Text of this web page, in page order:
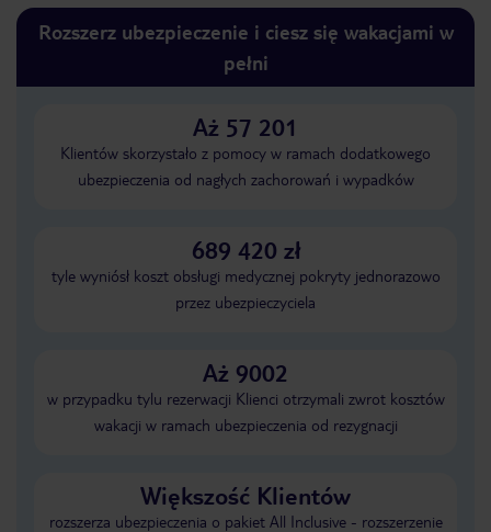
Rozszerz ubezpieczenie i ciesz się wakacjami w
pełni
Aż 57 201
Klientów skorzystało z pomocy w ramach dodatkowego
ubezpieczenia od nagłych zachorowań i wypadków
689 420 zł
tyle wyniósł koszt obsługi medycznej pokryty jednorazowo
przez ubezpieczyciela
Aż 9002
w przypadku tylu rezerwacji Klienci otrzymali zwrot kosztów
wakacji w ramach ubezpieczenia od rezygnacji
Większość Klientów
rozszerza ubezpieczenia o pakiet All Inclusive - rozszerzenie